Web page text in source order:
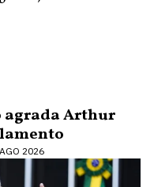
agrada Arthur
2026